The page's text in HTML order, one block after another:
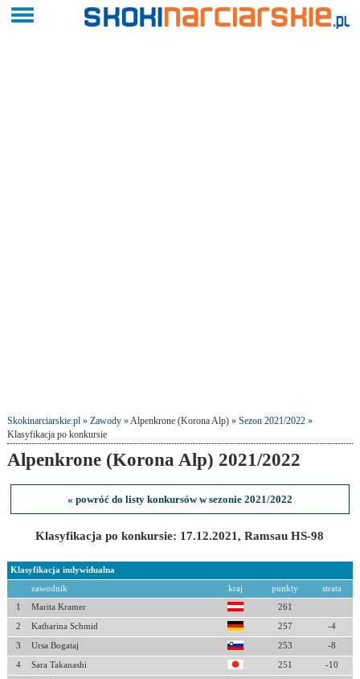
Skokinarciarskie.pl» Zawody» Alpenkrone (Korona Alp) » Sezon 2021/2022»
Klasyfikacja po konkursie
Alpenkrone (Korona Alp) 2021/2022
« powróć do listy konkursów w sezonie 2021/2022
Klasyfikacja po konkursie: 17.12.2021, Ramsau HS-98
Klasyfikacja indywidualna
zawodnik kraj punkty strata
1 Marita Kramer 261
2 Katharina Schmid 257 -4
3 Ursa Bogataj 253 -8
4 Sara Takanashi 251 -10